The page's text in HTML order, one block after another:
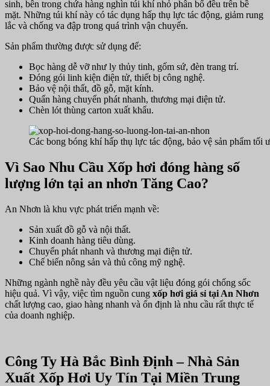
sinh, bên trong chứa hàng nghìn túi khí nhỏ phân bố đều trên bề
mặt. Những túi khí này có tác dụng hấp thụ lực tác động, giảm rung
lắc và chống va đập trong quá trình vận chuyển.
Sản phẩm thường được sử dụng để:
Bọc hàng dễ vỡ như ly thủy tinh, gốm sứ, đèn trang trí.
Đóng gói linh kiện điện tử, thiết bị công nghệ.
Bảo vệ nội thất, đồ gỗ, mặt kính.
Quấn hàng chuyển phát nhanh, thương mại điện tử.
Chèn lót thùng carton xuất khẩu.
Các bong bóng khí hấp thụ lực tác động, bảo vệ sản phẩm tối
Vì Sao Nhu Cầu Xốp hơi đóng hàng số
lượng lớn tại an nhơn Tăng Cao?
An Nhơn là khu vực phát triển mạnh về:
Sản xuất đồ gỗ và nội thất.
Kinh doanh hàng tiêu dùng.
Chuyển phát nhanh và thương mại điện tử.
Chế biến nông sản và thủ công mỹ nghệ.
Những ngành nghề này đều yêu cầu vật liệu đóng gói chống sốc
hiệu quả. Vì vậy, việc tìm nguồn cung xốp hơi giá sỉ tại An Nhơn
chất lượng cao, giao hàng nhanh và ổn định là nhu cầu rất thực tế
của doanh nghiệp.
Công Ty Hà Bắc Bình Định – Nhà Sản
Xuất Xốp Hơi Uy Tín Tại Miền Trung